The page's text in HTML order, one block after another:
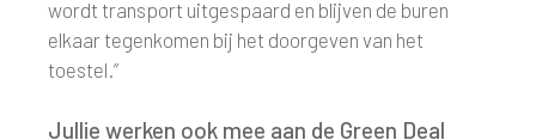
wordt transport uitgespaard en blijven de buren
elkaar tegenkomen bij het doorgeven van het
toestel.”
Jullie werken ook mee aan de Green Deal